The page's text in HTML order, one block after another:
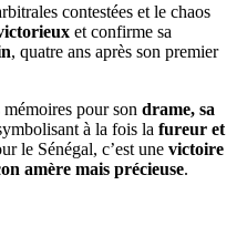
contestées et le chaos
et confirme sa
, quatre ans après son premier
pour son drame, sa
à la fois la fureur et
le Sénégal, c’est une victoire
amère mais précieuse.